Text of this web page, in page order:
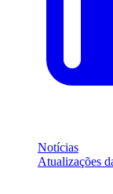
Notícias
Atualizações